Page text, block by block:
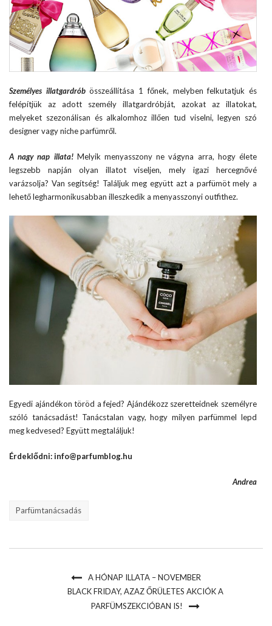
Személyes illatgardróbösszeállítása 1 főnek, melyben felkutatjuk és
felépítjük az adott személy illatgardróbját, azokat az illatokat,
melyeket szezonálisan és alkalomhoz illően tud viselni, legyen szó
designer vagy niche parfümről.
A nagy nap illata! Melyik menyasszony ne vágyna arra, hogy élete
legszebb napján olyan illatot viseljen, mely igazi hercegnővé
varázsolja? Van segítség! Találjuk meg együtt azt a parfümöt mely a
lehető legharmonikusabban illeszkedik a menyasszonyi outfithez.
Egyedi ajándékon töröd a fejed? Ajándékozz szeretteidnek személyre
szóló tanácsadást! Tanácstalan vagy, hogy milyen parfümmel lepd
meg kedvesed? Együtt megtaláljuk!
Érdeklődni: info@parfumblog.hu
Andrea
Parfümtanácsadás
A HÓNAP ILLATA – NOVEMBER
BLACK FRIDAY, AZAZ ŐRÜLETES AKCIÓK A
PARFÜMSZEKCIÓBAN IS!